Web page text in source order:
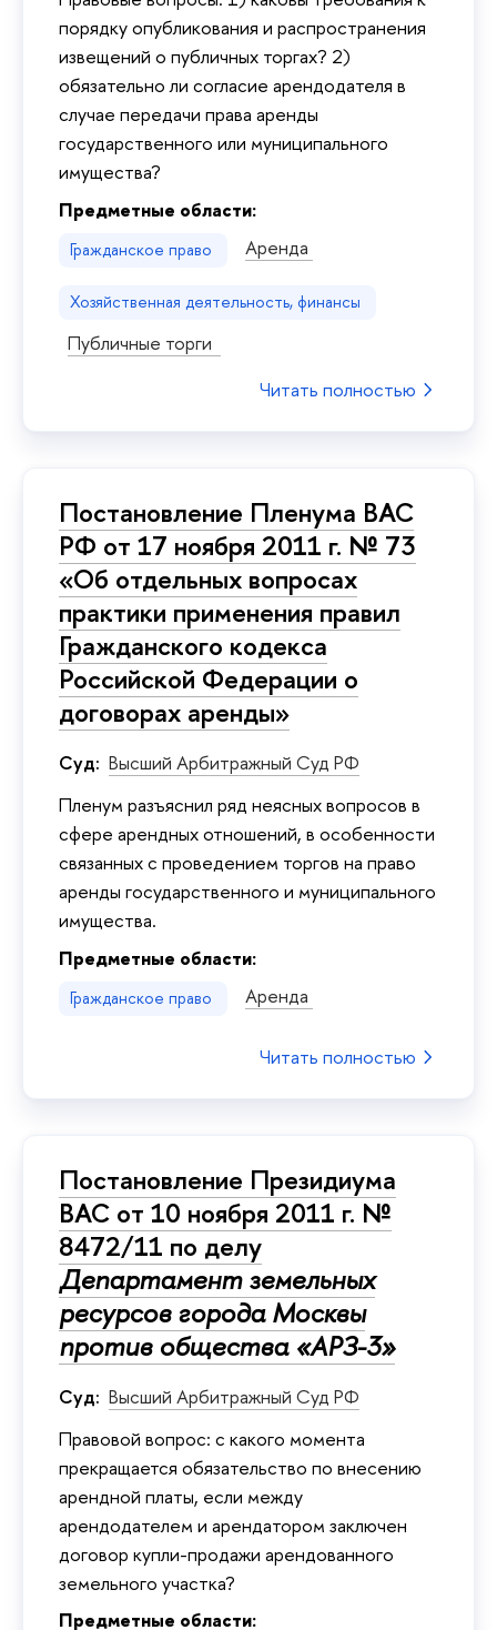
порядку опубликования и распространения
извещений о публичных торгах? 2)
обязательно ли согласие арендодателя в
случае передачи права аренды
государственного или муниципального
имущества?
Предметные области:
Гражданское право Аренда
Хозяйственная деятельность, финансы
Публичные торги
Читать полностью
Постановление Пленума ВАС
РФ от 17 ноября 2011 г. № 73
«Об отдельных вопросах
практики применения правил
Гражданского кодекса
Российской Федерации о
договорах аренды»
Суд: Высший Арбитражный Суд РФ
Пленум разъяснил ряд неясных вопросов в
сфере арендных отношений, в особенности
связанных с проведением торгов на право
аренды государственного и муниципального
имущества.
Предметные области:
Гражданское право Аренда
Читать полностью
Постановление Президиума
ВАС от 10 ноября 2011 г. №
8472/11 по делу
Департамент земельных
ресурсов города Москвы
против общества «АРЗ-3»
Суд: Высший Арбитражный Суд РФ
Правовой вопрос: с какого момента
прекращается обязательство по внесению
арендной платы, если между
арендодателем и арендатором заключен
договор купли-продажи арендованного
земельного участка?
Предметные области: